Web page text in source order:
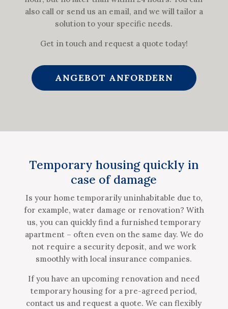
also call or send us an email, and we will tailor a
solution to your specific needs.
Get in touch and request a quote today!
ANGEBOT ANFORDERN
Temporary housing quickly in
case of damage
Is your home temporarily uninhabitable due to,
for example, water damage or renovation? With
us, you can quickly find a furnished temporary
apartment – often even on the same day. We do
not require a security deposit, and we work
smoothly with local insurance companies.
If you have an upcoming renovation and need
temporary housing for a pre-agreed period,
contact us and request a quote. We can flexibly